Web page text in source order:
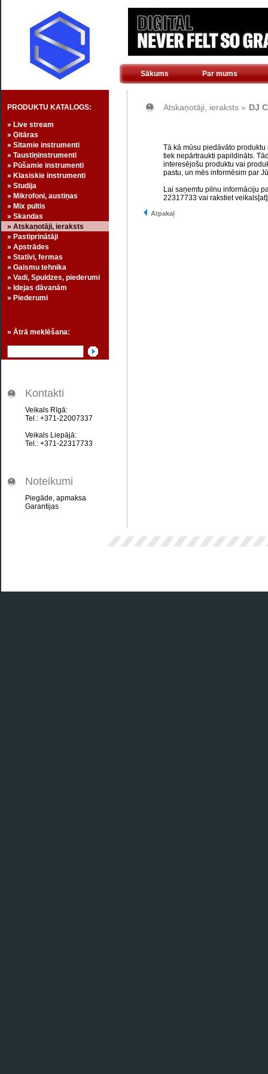
Sākums Par mums
PRODUKTU KATALOGS:
» Live stream
» Ģitāras
» Sitamie instrumenti
» Taustiņinstrumenti
» Pūšamie instrumenti
» Klasiskie instrumenti
» Studija
» Mikrofoni, austiņas
» Mix pultis
» Skandas
» Atskaņotāji, ieraksts
» Pastiprinātāji
» Apstrādes
» Statīvi, fermas
» Gaismu tehnika
» Vadi, Spuldzes, piederumi
» Idejas dāvanām
» Piederumi
» Ātrā meklēšana:
Kontakti
Veikals Rīgā:
Tel.: +371-22007337
Veikals Liepājā:
Tel.: +371-22317733
Noteikumi
Piegāde, apmaksa
Garantijas
Atskaņotāji, ieraksts » DJ
Tā kā mūsu piedāvāto
tiek nepārtraukti papildināts.
interesējošu produktu vai
pastu, un mēs informēsim par
Lai saņemtu pilnu informāciju
22317733 vai rakstiet
Atpakaļ